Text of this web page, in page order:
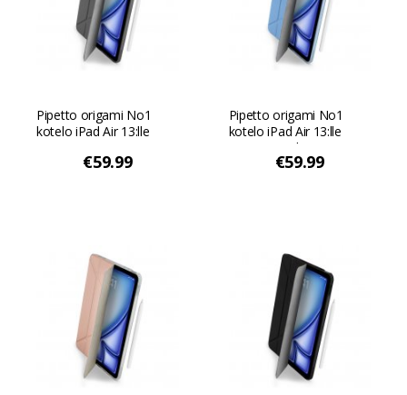
Pipetto origami No1
kotelo iPad Air 13:lle
€59.99
Pipetto origami No1
kotelo iPad Air 13:lle
(2024) - Vaaleansininen
€59.99